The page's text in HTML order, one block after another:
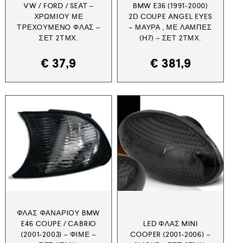
VW / FORD / SEAT –
ΧΡΩΜΊΟΥ ΜΕ
ΤΡΕΧΟΎΜΕΝΟ ΦΛΑΣ –
ΣΕΤ 2ΤΜΧ.
€ 37,9
BMW E36 (1991-2000)
2D COUPE ANGEL EYES
– ΜΑΎΡΑ , ΜΕ ΛΆΜΠΕΣ
(Η7) – ΣΕΤ 2ΤΜΧ.
€ 381,9
ΦΛΑΣ ΦΑΝΑΡΙΟΎ BMW
E46 COUPE / CABRIO
(2001-2003) – ΦΙΜΈ –
LED ΦΛΑΣ MINI
COOPER (2001-2006) –